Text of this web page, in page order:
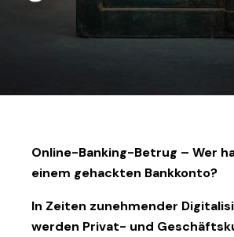
Online-Banking-Betrug – Wer
einem gehackten Bankkonto?
In Zeiten zunehmender
werden Privat- und